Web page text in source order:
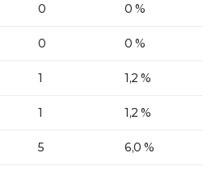
0 0 %
0 0 %
1 1,2 %
1 1,2 %
5 6,0 %